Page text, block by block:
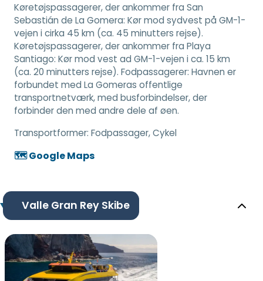
Køretøjspassagerer, der ankommer fra San
Sebastián de La Gomera: Kør mod sydvest på GM-1-
vejen i cirka 45 km (ca. 45 minutters rejse).
Køretøjspassagerer, der ankommer fra Playa
Santiago: Kør mod vest ad GM-1-vejen i ca. 15 km
(ca. 20 minutters rejse). Fodpassagerer: Havnen er
forbundet med La Gomeras offentlige
transportnetværk, med busforbindelser, der
forbinder den med andre dele af øen.
Transportformer: Fodpassager, Cykel
🗺️ Google Maps
Valle Gran Rey Skibe